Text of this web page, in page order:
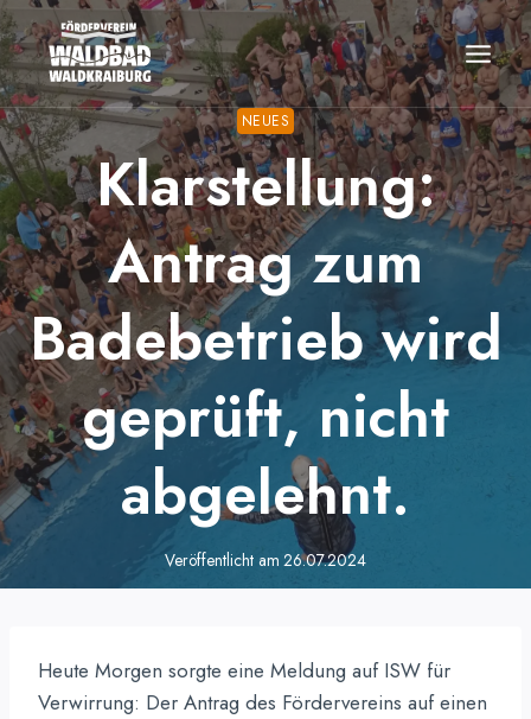
Zum
Inhalt
springen
NEUES
Klarstellung:
Antrag zum
Badebetrieb wird
geprüft, nicht
abgelehnt.
Veröffentlicht am 26.07.2024
Heute Morgen sorgte eine Meldung auf ISW für
Verwirrung: Der Antrag des Fördervereins auf einen